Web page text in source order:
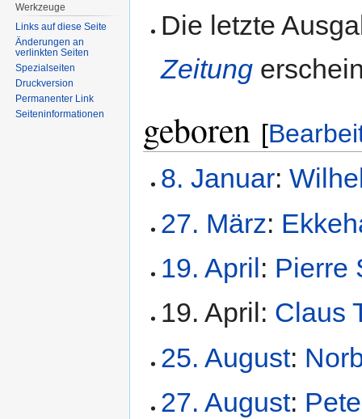
Die letzte
Zeitung
geboren [
8. Januar:
27. März:
19. April: Pierre
19. April: Claus
25. August:
27. August:
Werkzeuge
Links auf diese Seite
Änderungen an
verlinkten Seiten
Spezialseiten
Druckversion
Permanenter Link
Seiten­informationen